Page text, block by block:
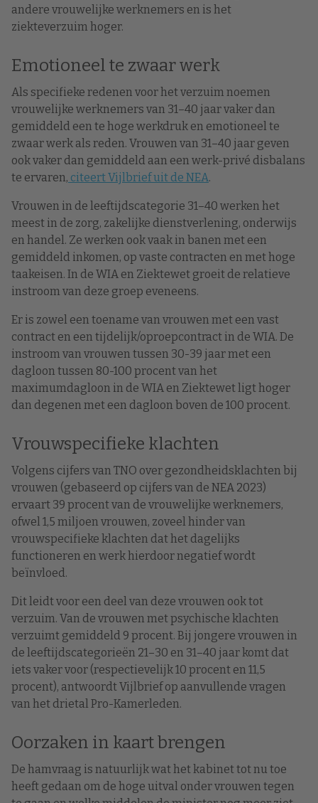
andere vrouwelijke werknemers en is het
ziekteverzuim hoger.
Emotioneel te zwaar werk
Als specifieke redenen voor het verzuim noemen
vrouwelijke werknemers van 31–40 jaar vaker dan
gemiddeld een te hoge werkdruk en emotioneel te
zwaar werk als reden. Vrouwen van 31–40 jaar geven
ook vaker dan gemiddeld aan een werk-privé disbalans
te ervaren, citeert Vijlbrief uit de NEA.
Vrouwen in de leeftijdscategorie 31–40 werken het
meest in de zorg, zakelijke dienstverlening, onderwijs
en handel. Ze werken ook vaak in banen met een
gemiddeld inkomen, op vaste contracten en met hoge
taakeisen. In de WIA en Ziektewet groeit de relatieve
instroom van deze groep eveneens.
Er is zowel een toename van vrouwen met een vast
contract en een tijdelijk/oproepcontract in de WIA. De
instroom van vrouwen tussen 30-39 jaar met een
dagloon tussen 80-100 procent van het
maximumdagloon in de WIA en Ziektewet ligt hoger
dan degenen met een dagloon boven de 100 procent.
Vrouwspecifieke klachten
Volgens cijfers van TNO over gezondheidsklachten bij
vrouwen (gebaseerd op cijfers van de NEA 2023)
ervaart 39 procent van de vrouwelijke werknemers,
ofwel 1,5 miljoen vrouwen, zoveel hinder van
vrouwspecifieke klachten dat het dagelijks
functioneren en werk hierdoor negatief wordt
beïnvloed.
Dit leidt voor een deel van deze vrouwen ook tot
verzuim. Van de vrouwen met psychische klachten
verzuimt gemiddeld 9 procent. Bij jongere vrouwen in
de leeftijdscategorieën 21–30 en 31–40 jaar komt dat
iets vaker voor (respectievelijk 10 procent en 11,5
procent), antwoordt Vijlbrief op aanvullende vragen
van het drietal Pro-Kamerleden.
Oorzaken in kaart brengen
De hamvraag is natuurlijk wat het kabinet tot nu toe
heeft gedaan om de hoge uitval onder vrouwen tegen